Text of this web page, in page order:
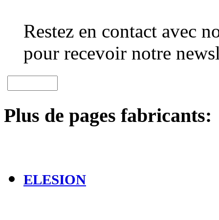
Restez en contact avec
pour recevoir notre
Plus de pages fabricants:
ELESION